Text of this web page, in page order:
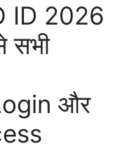
ID 2026
सभी
और